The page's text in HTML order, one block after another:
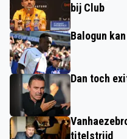
bij Club
Balogun
Dan toch
titelstrijd